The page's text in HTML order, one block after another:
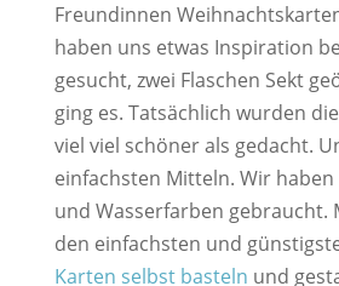
Freundinnen
haben uns etwas Inspiration
gesucht, zwei Flaschen Sekt
ging es. Tatsächlich wurden
viel viel schöner als gedacht.
einfachsten Mitteln. Wir
und Wasserfarben gebraucht.
den einfachsten und
Karten selbst basteln und